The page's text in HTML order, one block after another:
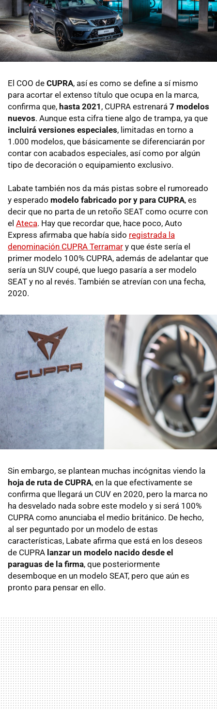
El COO de CUPRA, así es como se define a sí mismo
para acortar el extenso título que ocupa en la marca,
confirma que, hasta 2021 , CUPRA estrenará 7 modelos
nuevos. Aunque esta cifra tiene algo de trampa, ya que
incluirá versiones especiales, limitadas en torno a
1.000 modelos, que básicamente se diferenciarán por
contar con acabados especiales, así como por algún
tipo de decoración o equipamiento exclusivo.
Labate también nos da más pistas sobre el rumoreado
y esperado modelo fabricado por y para CUPRA, es
decir que no parta de un retoño SEAT como ocurre con
el Ateca. Hay que recordar que, hace poco, Auto
Express afirmaba que había sido registrada la
denominación CUPRA Terramar y que éste sería el
primer modelo 100% CUPRA, además de adelantar que
sería un SUV coupé, que luego pasaría a ser modelo
SEAT y no al revés. También se atrevían con una fecha,
2020.
Sin embargo, se plantean muchas incógnitas viendo la
hoja de ruta de CUPRA, en la que efectivamente se
confirma que llegará un CUV en 2020, pero la marca no
ha desvelado nada sobre este modelo y si será 100%
CUPRA como anunciaba el medio británico. De hecho,
al ser peguntado por un modelo de estas
características, Labate afirma que está en los deseos
de CUPRA lanzar un modelo nacido desde el
paraguas de la firma, que posteriormente
desemboque en un modelo SEAT, pero que aún es
pronto para pensar en ello.